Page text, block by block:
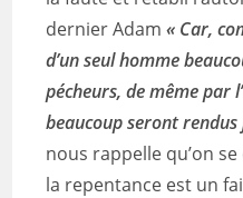
dernier Adam « Car,
d’un seul homme
pécheurs, de même par
beaucoup seront
nous rappelle qu’on
la repentance est un